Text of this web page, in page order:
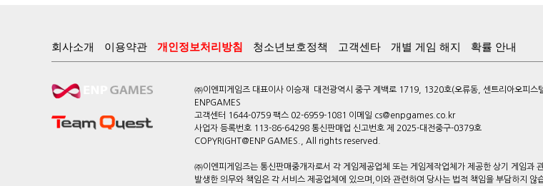
회사소개 이용약관 개인정보처리방침 청소년보호정책 고객센타 개별 게임 해지 확률 안내
㈜이엔피게임즈 대표이사 이승재 대전광역시 중구 계백로 1719, 1320호(오류동, 센트리아오피스
ENPGAMES
고객센터 1644-0759 팩스 02-6959-1081 이메일 cs@enpgames.co.kr
사업자 등록번호 113-86-64298 통신판매업 신고번호 제 2025-대전중구-0379호
COPYRIGHT@ENP GAMES., All rights reserved.
㈜이엔피게임즈는 통신판매중개자로서 각 게임제공업체 또는 게임제작업체가 제공한 상기 게임과
발생한 의무와 책임은 각 서비스 제공업체에 있으며,이와 관련하여 당사는 법적 책임을 부담하지 않